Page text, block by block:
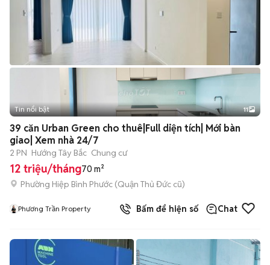
+2
Tin nổi bật 11
39 căn Urban Green cho thuê|Full diện tích| Mới bàn
giao| Xem nhà 24/7
2 PN Hướng Tây Bắc Chung cư
12 triệu/tháng70 m²
Phường Hiệp Bình Phước (Quận Thủ Đức cũ)
Phương Trần Property Bấm để hiện số Chat